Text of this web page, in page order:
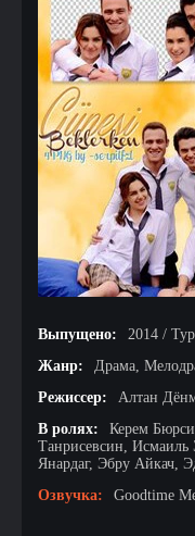
Выпущено:
2014 /
Жанр:
Драма,
Режиссер:
Алтан
В ролях:
Керем
Танрисевсин,
Янардаг, Эбру Айкач,
Озвучка:
Goodtime